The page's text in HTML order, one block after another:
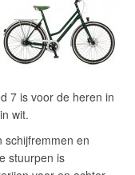
7 is voor de heren in
wit.
schijfremmen en
stuurpen is